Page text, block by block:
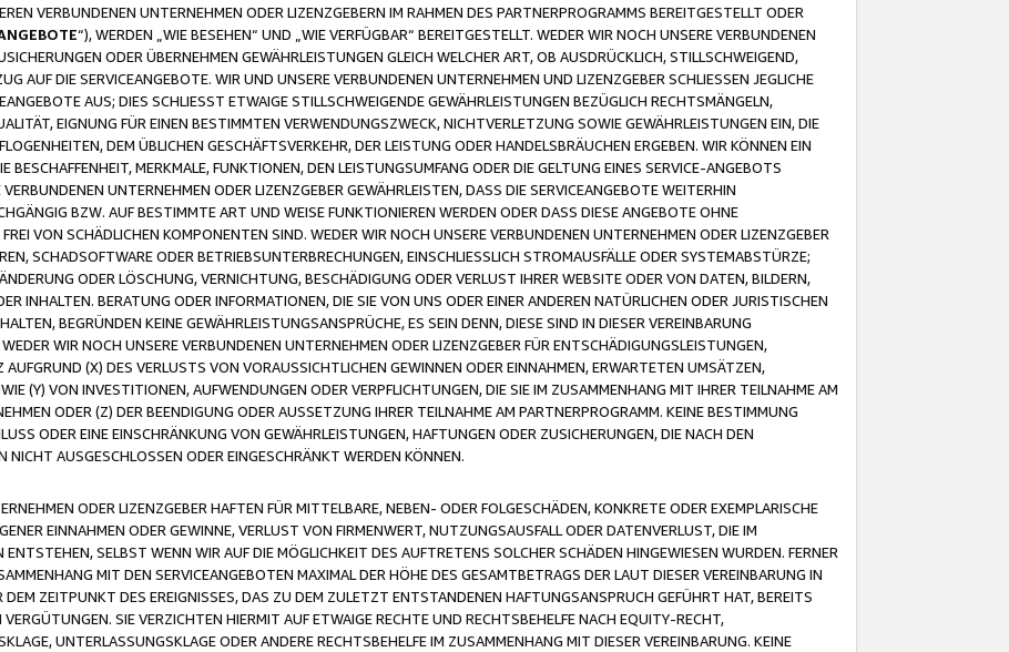
VERBUNDENEN UNTERNEHMEN ODER LIZENZGEBERN IM RAHMEN DES PARTNERPROGRAMMS BEREITGESTELLT ODER
“), WERDEN „WIE BESEHEN“ UND „WIE VERFÜGBAR“ BEREITGESTELLT. WEDER WIR NOCH UNSERE VERBUNDENEN
ODER ÜBERNEHMEN GEWÄHRLEISTUNGEN GLEICH WELCHER ART, OB AUSDRÜCKLICH, STILLSCHWEIGEND,
AUF DIE SERVICEANGEBOTE. WIR UND UNSERE VERBUNDENEN UNTERNEHMEN UND LIZENZGEBER SCHLIESSEN JEGLICHE
AUS; DIES SCHLIESST ETWAIGE STILLSCHWEIGENDE GEWÄHRLEISTUNGEN BEZÜGLICH RECHTSMÄNGELN,
EIGNUNG FÜR EINEN BESTIMMTEN VERWENDUNGSZWECK, NICHTVERLETZUNG SOWIE GEWÄHRLEISTUNGEN EIN, DIE
DEM ÜBLICHEN GESCHÄFTSVERKEHR, DER LEISTUNG ODER HANDELSBRÄUCHEN ERGEBEN. WIR KÖNNEN EIN
BESCHAFFENHEIT, MERKMALE, FUNKTIONEN, DEN LEISTUNGSUMFANG ODER DIE GELTUNG EINES SERVICE-ANGEBOTS
UNTERNEHMEN ODER LIZENZGEBER GEWÄHRLEISTEN, DASS DIE SERVICEANGEBOTE WEITERHIN
BZW. AUF BESTIMMTE ART UND WEISE FUNKTIONIEREN WERDEN ODER DASS DIESE ANGEBOTE OHNE
VON SCHÄDLICHEN KOMPONENTEN SIND. WEDER WIR NOCH UNSERE VERBUNDENEN UNTERNEHMEN ODER LIZENZGEBER
SCHADSOFTWARE ODER BETRIEBSUNTERBRECHUNGEN, EINSCHLIESSLICH STROMAUSFÄLLE ODER SYSTEMABSTÜRZE;
ODER LÖSCHUNG, VERNICHTUNG, BESCHÄDIGUNG ODER VERLUST IHRER WEBSITE ODER VON DATEN, BILDERN,
INHALTEN. BERATUNG ODER INFORMATIONEN, DIE SIE VON UNS ODER EINER ANDEREN NATÜRLICHEN ODER JURISTISCHEN
BEGRÜNDEN KEINE GEWÄHRLEISTUNGSANSPRÜCHE, ES SEIN DENN, DIESE SIND IN DIESER VEREINBARUNG
WIR NOCH UNSERE VERBUNDENEN UNTERNEHMEN ODER LIZENZGEBER FÜR ENTSCHÄDIGUNGSLEISTUNGEN,
(X) DES VERLUSTS VON VORAUSSICHTLICHEN GEWINNEN ODER EINNAHMEN, ERWARTETEN UMSÄTZEN,
(Y) VON INVESTITIONEN, AUFWENDUNGEN ODER VERPFLICHTUNGEN, DIE SIE IM ZUSAMMENHANG MIT IHRER TEILNAHME AM
ODER (Z) DER BEENDIGUNG ODER AUSSETZUNG IHRER TEILNAHME AM PARTNERPROGRAMM. KEINE BESTIMMUNG
ODER EINE EINSCHRÄNKUNG VON GEWÄHRLEISTUNGEN, HAFTUNGEN ODER ZUSICHERUNGEN, DIE NACH DEN
AUSGESCHLOSSEN ODER EINGESCHRÄNKT WERDEN KÖNNEN.
ODER LIZENZGEBER HAFTEN FÜR MITTELBARE, NEBEN- ODER FOLGESCHÄDEN, KONKRETE ODER EXEMPLARISCHE
EINNAHMEN ODER GEWINNE, VERLUST VON FIRMENWERT, NUTZUNGSAUSFALL ODER DATENVERLUST, DIE IM
SELBST WENN WIR AUF DIE MÖGLICHKEIT DES AUFTRETENS SOLCHER SCHÄDEN HINGEWIESEN WURDEN. FERNER
MIT DEN SERVICEANGEBOTEN MAXIMAL DER HÖHE DES GESAMTBETRAGS DER LAUT DIESER VEREINBARUNG IN
ZEITPUNKT DES EREIGNISSES, DAS ZU DEM ZULETZT ENTSTANDENEN HAFTUNGSANSPRUCH GEFÜHRT HAT, BEREITS
SIE VERZICHTEN HIERMIT AUF ETWAIGE RECHTE UND RECHTSBEHELFE NACH EQUITY-RECHT,
UNTERLASSUNGSKLAGE ODER ANDERE RECHTSBEHELFE IM ZUSAMMENHANG MIT DIESER VEREINBARUNG. KEINE